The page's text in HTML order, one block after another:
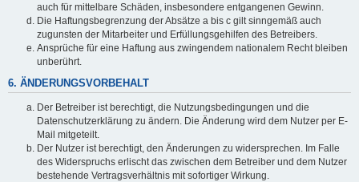
auch für mittelbare Schäden, insbesondere entgangenen Gewinn.
Die Haftungsbegrenzung der Absätze a bis c gilt sinngemäß auch
zugunsten der Mitarbeiter und Erfüllungsgehilfen des Betreibers.
Ansprüche für eine Haftung aus zwingendem nationalem Recht bleiben
unberührt.
6. ÄNDERUNGSVORBEHALT
Der Betreiber ist berechtigt, die Nutzungsbedingungen und die
Datenschutzerklärung zu ändern. Die Änderung wird dem Nutzer per E-
Mail mitgeteilt.
Der Nutzer ist berechtigt, den Änderungen zu widersprechen. Im Falle
des Widerspruchs erlischt das zwischen dem Betreiber und dem Nutzer
bestehende Vertragsverhältnis mit sofortiger Wirkung.